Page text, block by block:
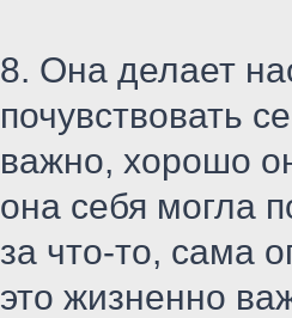
8. Она делает
почувствовать
важно, хорошо
она себя могла
за что-то, сама
это жизненно